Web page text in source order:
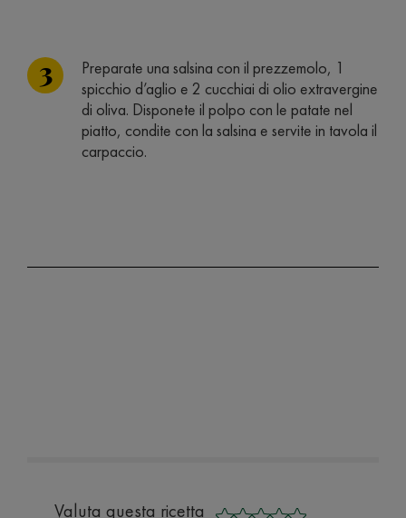
Preparate una salsina con il prezzemolo, 1
spicchio d’aglio e 2 cucchiai di olio extravergine
di oliva. Disponete il polpo con le patate nel
piatto, condite con la salsina e servite in tavola il
carpaccio.
Valuta questa ricetta